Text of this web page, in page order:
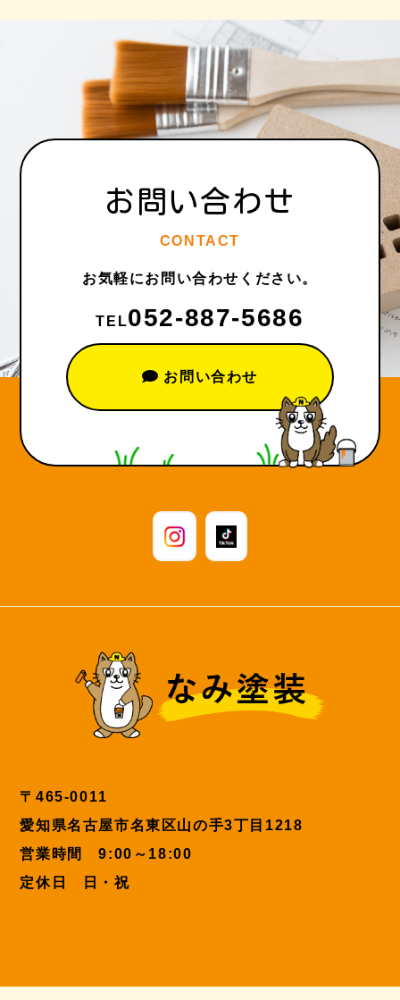
お問い合わせ
CONTACT
お気軽にお問い合わせください。
TEL052-887-5686
お問い合わせ
〒465-0011
愛知県名古屋市名東区山の手3丁目1218
営業時間 9:00～18:00
定休日 日・祝